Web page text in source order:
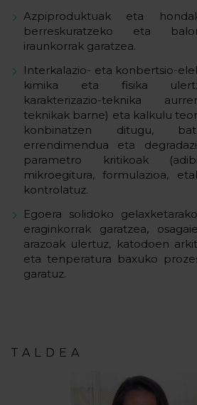
Azpiproduktuak eta
berreskuratzeko eta
iraunkorrak garatzea.
Interkalazio- eta konbertsio-
kimika eta fisika
karakterizazio-teknika
teknikak barne) eta kalkulu
konbinatzen ditugu,
errendimendua eta
parametro kritikoak
mikroegitura, formulazioa,
kontrolatuz.
Egoera solidoko
eraginkorrak garatzea,
arazoak ulertuz, katodoen
eta tenperatura baxuko
garatuz.
TALDEA